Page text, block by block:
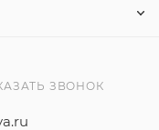
ЗВОНОК